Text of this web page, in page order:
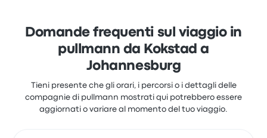
viaggio partono da 35 €
Domande frequenti sul viaggio in
pullmann da Kokstad a
Johannesburg
Tieni presente che gli orari, i percorsi o i dettagli delle
compagnie di pullmann mostrati qui potrebbero essere
aggiornati o variare al momento del tuo viaggio.